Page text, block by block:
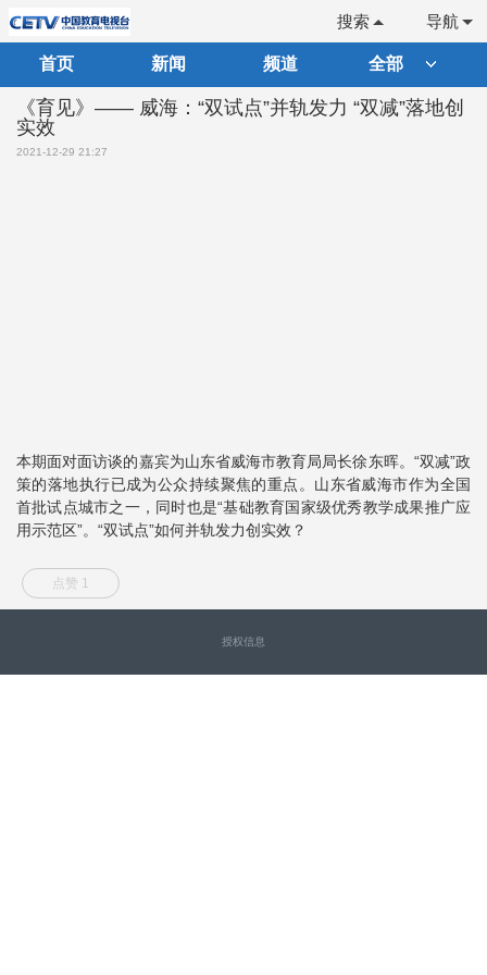
导航
搜索
首页 新闻 频道 全部
《育见》—— 威海：“双试点”并轨发力 “双减”落地创
实效
2021-12-29 21:27
本期面对面访谈的嘉宾为山东省威海市教育局局长徐东晖。“双减”政
策的落地执行已成为公众持续聚焦的重点。山东省威海市作为全国
首批试点城市之一，同时也是“基础教育国家级优秀教学成果推广应
用示范区”。“双试点”如何并轨发力创实效？
点赞 1
授权信息